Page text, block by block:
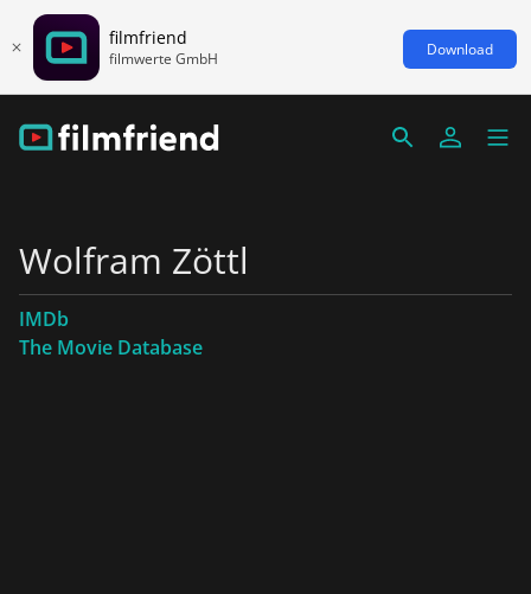
filmfriend
filmwerte GmbH Download
Wolfram Zöttl
IMDb
The Movie Database